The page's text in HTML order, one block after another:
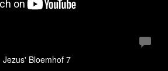
Jezus' Bloemhof 7